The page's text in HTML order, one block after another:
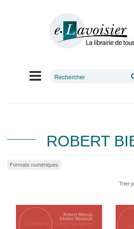
Rechercher
ROBERT
Formats numériques
Trier